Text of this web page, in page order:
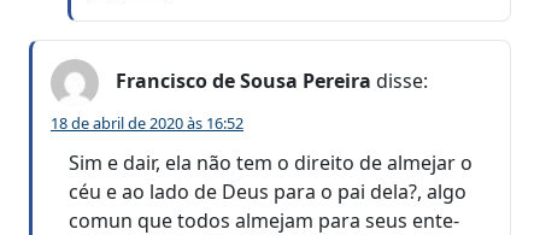
Francisco de Sousa Pereira disse:
18 de abril de 2020 às 16:52
Sim e dair, ela não tem o direito de almejar o
céu e ao lado de Deus para o pai dela?, algo
comun que todos almejam para seus ente-